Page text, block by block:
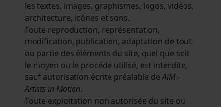
les textes, images, graphismes, logos, vidéos,
architecture, icônes et sons.
Toute reproduction, représentation,
modification, publication, adaptation de tout
ou partie des éléments du site, quel que soit
le moyen ou le procédé utilisé, est interdite,
sauf autorisation écrite préalable deAiM -
Artists in Motion.
Toute exploitation non autorisée du site ou